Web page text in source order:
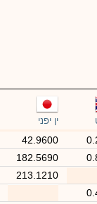
ין יפני
42.9600
182.5690
213.1210